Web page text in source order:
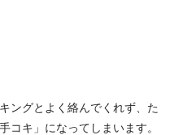
ングとよく絡んでくれず、た
コキ」になってしまいます。